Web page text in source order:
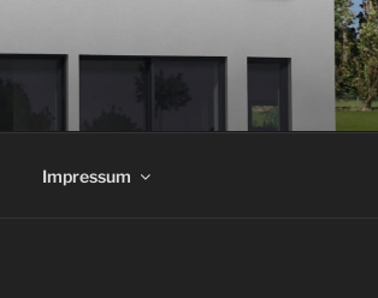
Impressum